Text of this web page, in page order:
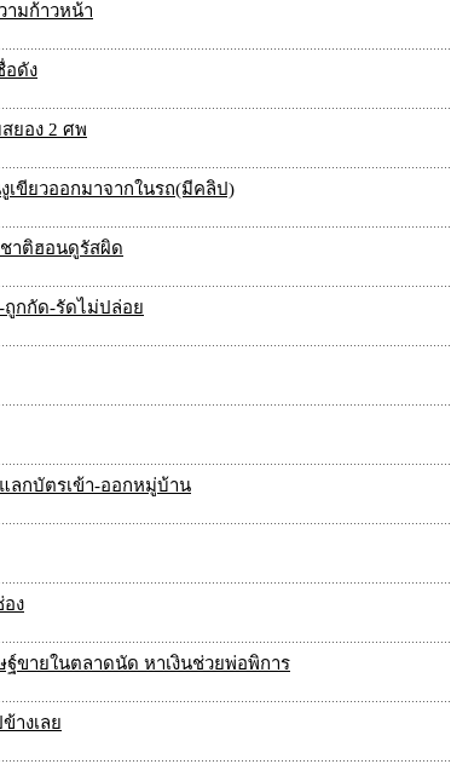
ามก้าวหน้า
อดัง
ยอง 2 ศพ
ขียวออกมาจากในรถ(มีคลิป)
าติฮอนดูรัสผิด
ถูกกัด-รัดไม่ปล่อย
ลกบัตรเข้า-ออกหมู่บ้าน
ง
ฐ์ขายในตลาดนัด หาเงินช่วยพ่อพิการ
างเลย